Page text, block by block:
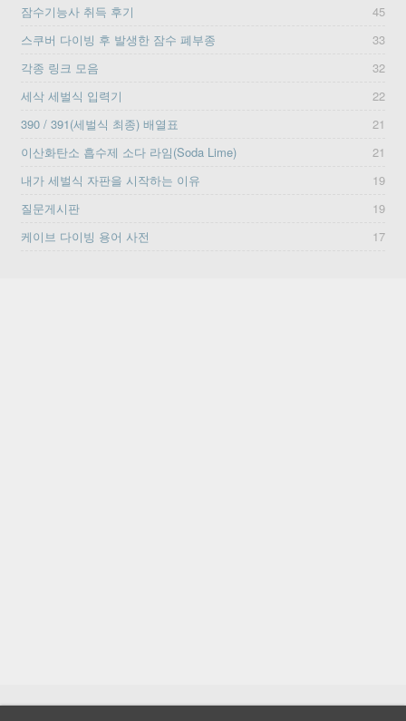
잠수기능사 취득 후기
45
스쿠버 다이빙 후 발생한 잠수 폐부종
33
각종 링크 모음
32
세삭 세벌식 입력기
22
390 / 391(세벌식 최종) 배열표
21
이산화탄소 흡수제 소다 라임(Soda Lime)
21
내가 세벌식 자판을 시작하는 이유
19
질문게시판
19
케이브 다이빙 용어 사전
17